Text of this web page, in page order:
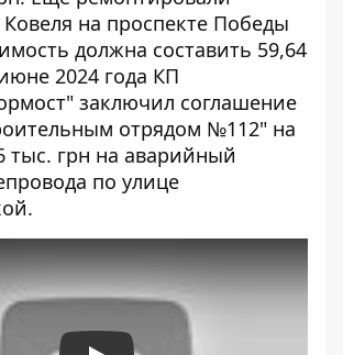
на проспекте Победы
должна составить 59,64
2024 года КП
заключил соглашение
отрядом №112" на
тыс. грн на аварийный
по улице